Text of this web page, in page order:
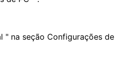
" na seção Configurações de